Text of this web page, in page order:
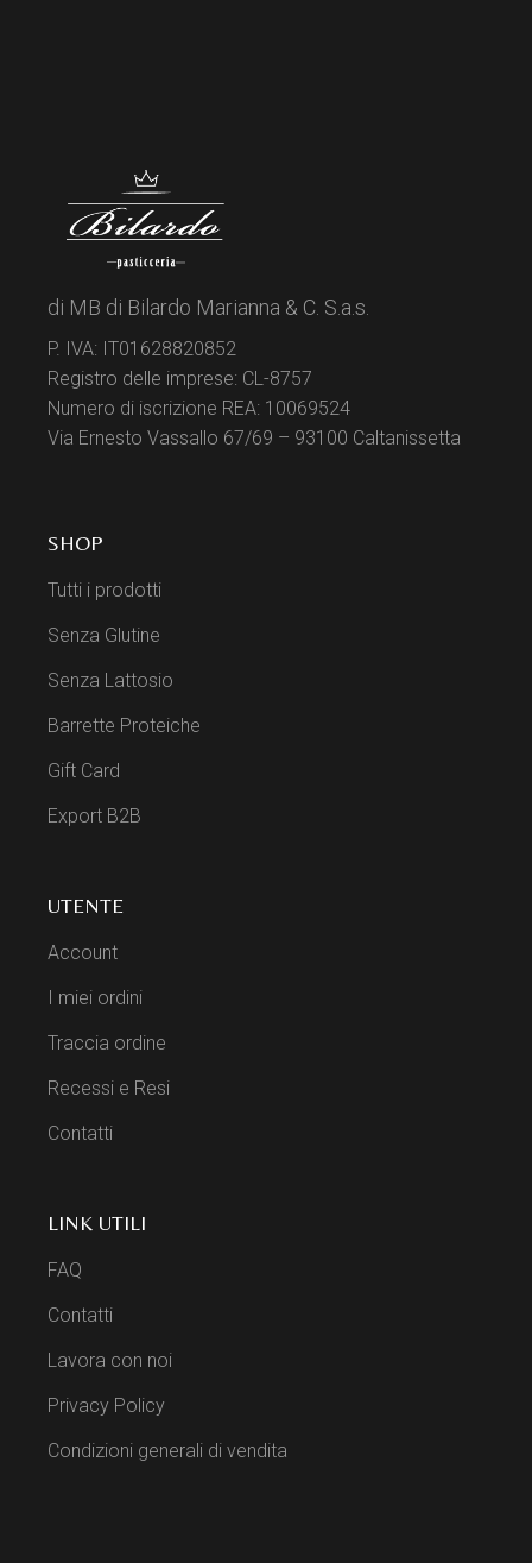
di MB di Bilardo Marianna & C. S.a.s.
P. IVA: IT01628820852
Registro delle imprese: CL-8757
Numero di iscrizione REA: 10069524
Via Ernesto Vassallo 67/69 – 93100 Caltanissetta
SHOP
Tutti i prodotti
Senza Glutine
Senza Lattosio
Barrette Proteiche
Gift Card
Export B2B
UTENTE
Account
I miei ordini
Traccia ordine
Recessi e Resi
Contatti
LINK UTILI
FAQ
Contatti
Lavora con noi
Privacy Policy
Condizioni generali di vendita